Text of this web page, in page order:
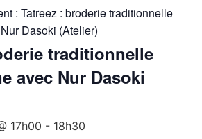
: Tatreez : broderie traditionnelle
Dasoki (Atelier)
traditionnelle
avec Nur Dasoki
17h00 - 18h30